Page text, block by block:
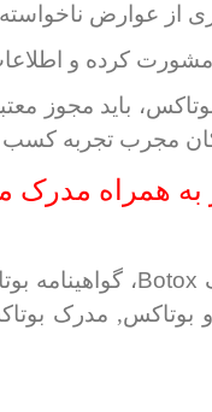
کرده و
باید مجوز
مجرب تجربه
همراه مدرک
Botox، گواهینامه
مدرک